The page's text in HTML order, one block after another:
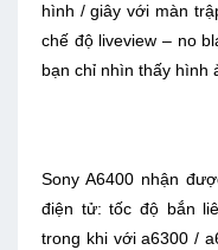
hình / giây với màn
chế độ liveview – no
bạn chỉ nhìn thấy hình
Sony A6400 nhận
điện tử: tốc độ bắn
trong khi với a6300 /